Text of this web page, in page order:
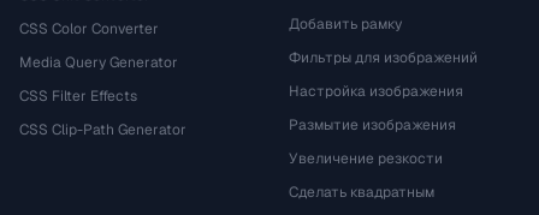
CSS Color Converter
Media Query Generator
CSS Filter Effects
CSS Clip-Path Generator
Добавить рамку
Фильтры для изображений
Настройка изображения
Размытие изображения
Увеличение резкости
Сделать квадратным